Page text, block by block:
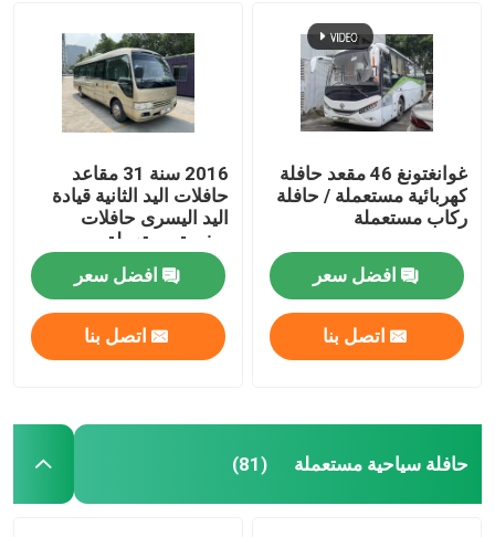
مستعملة ميني كوتش
غوانغتونغ 46 مقعد حافلة
كهربائية مستعملة / حافلة
ركاب مستعملة
افضل سعر
اتصل بنا
2016 سنة 31 مقاعد
حافلات اليد الثانية قيادة
اليد اليسرى حافلات
صغيرة مستعملة
افضل سعر
اتصل بنا
حافلة سياحية مستعملة (81)